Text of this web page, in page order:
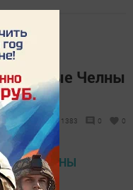
Челны
1383 0 0